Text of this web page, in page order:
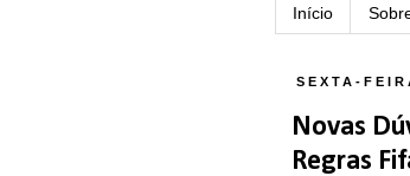
Início
SEXTA-
Novas
Regras